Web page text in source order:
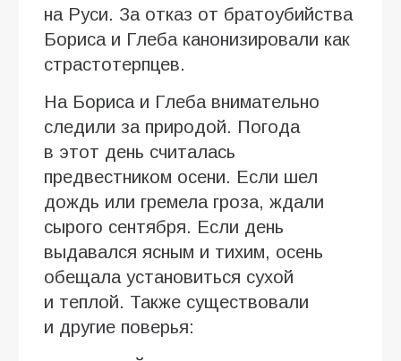
на Руси. За отказ от братоубийства
Бориса и Глеба канонизировали как
страстотерпцев.
На Бориса и Глеба внимательно
следили за природой. Погода
в этот день считалась
предвестником осени. Если шел
дождь или гремела гроза, ждали
сырого сентября. Если день
выдавался ясным и тихим, осень
обещала установиться сухой
и теплой. Также существовали
и другие поверья: